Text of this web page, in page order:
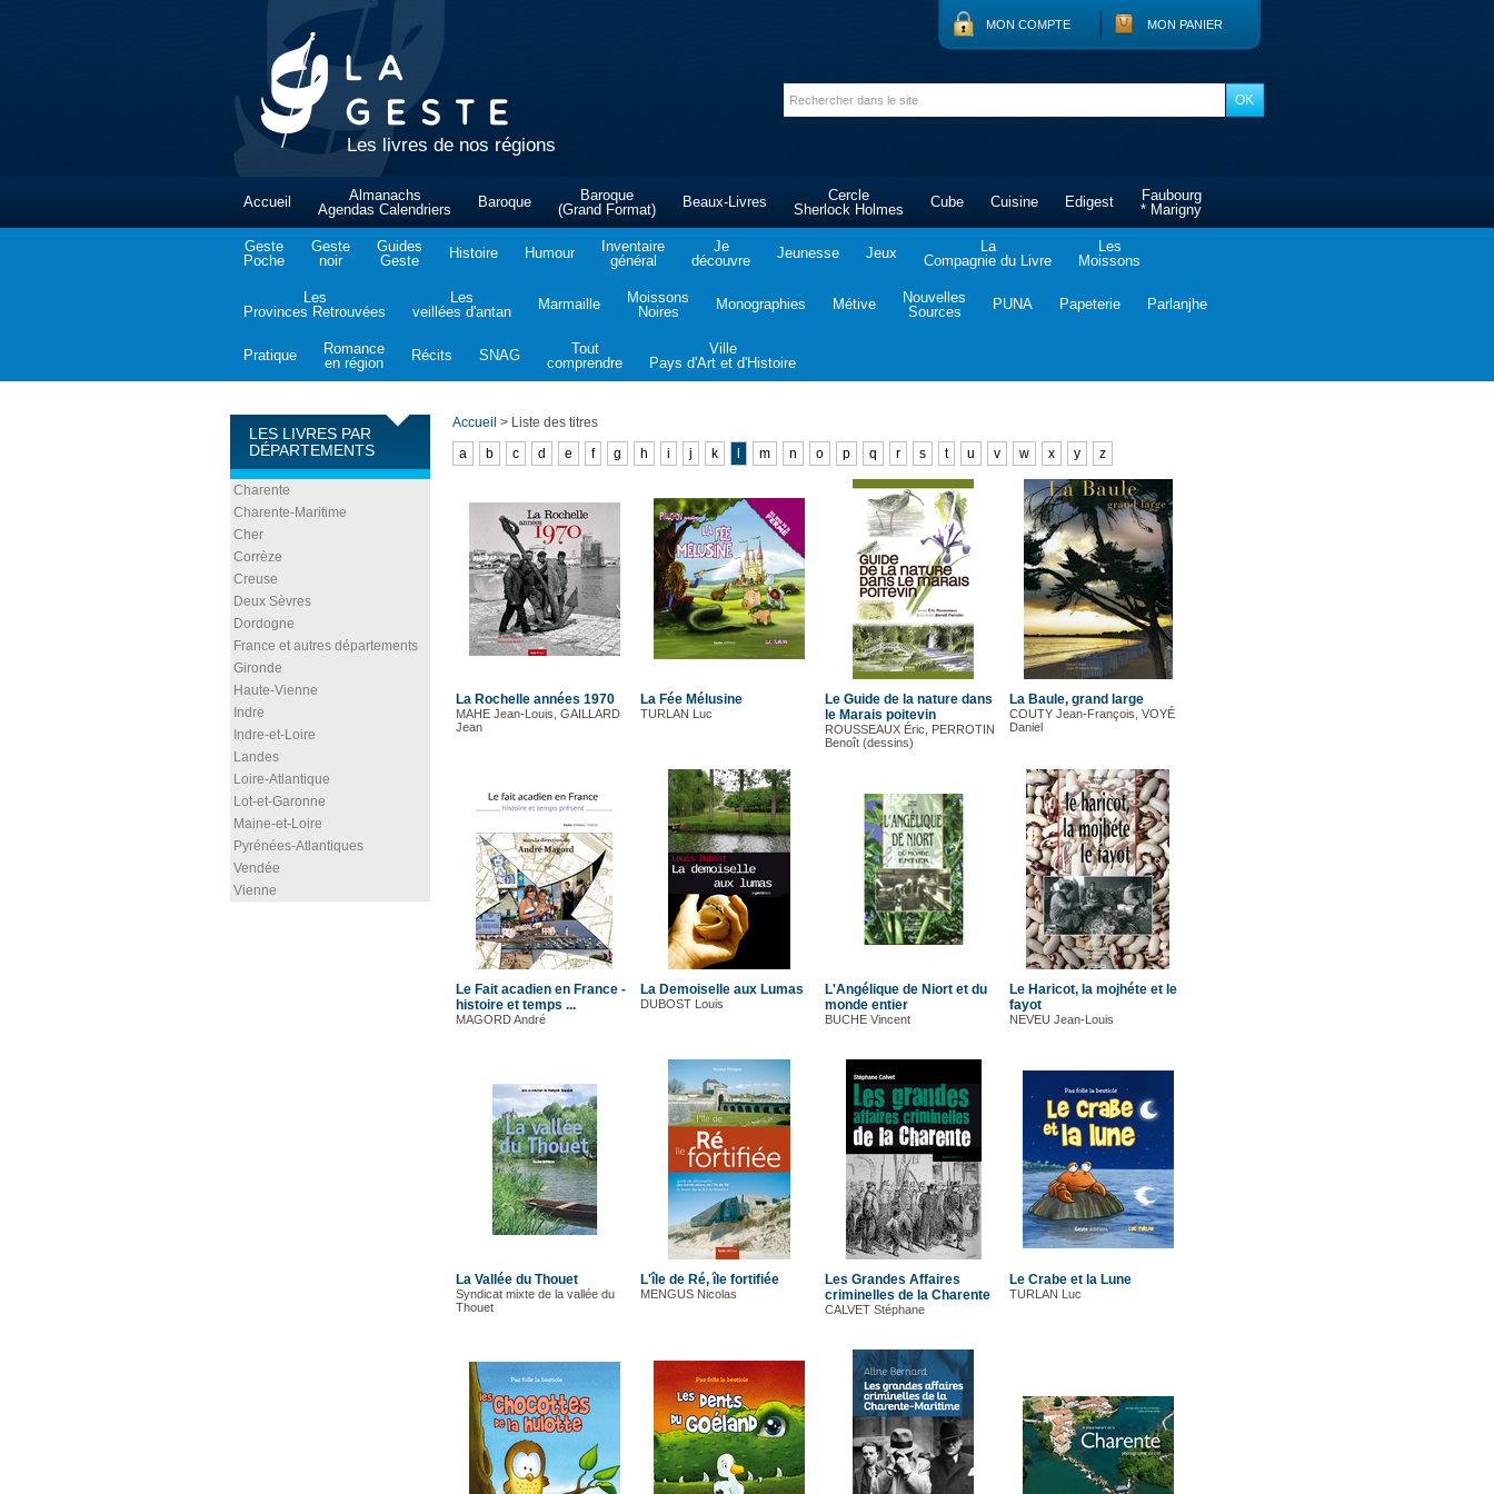
Les livres de nos régions
MON COMPTE MON PANIER
Accueil
Almanachs
Agendas Calendriers
Baroque
Baroque
(Grand Format)
Beaux-Livres
Cercle
Sherlock Holmes
Cube Cuisine Edigest
Faubourg
* Marigny
Geste
Poche
Geste
noir
Guides
Geste
Histoire Humour
Inventaire
général
Je
découvre
Jeunesse Jeux
La
Compagnie du Livre
Les
Moissons
Les
Provinces Retrouvées
Les
veillées d'antan
Marmaille
Moissons
Noires
Monographies Métive
Nouvelles
Sources
PUNA Papeterie Parlanjhe
Pratique
Romance
en région
Récits SNAG
Tout
comprendre
Ville
Pays d'Art et d'Histoire
LES LIVRES PAR
DÉPARTEMENTS
Charente
Charente-Maritime
Cher
Corrèze
Creuse
Deux Sèvres
Dordogne
France et autres départements
Gironde
Haute-Vienne
Indre
Indre-et-Loire
Landes
Loire-Atlantique
Lot-et-Garonne
Maine-et-Loire
Pyrénées-Atlantiques
Vendée
Vienne
Accueil > Liste des titres
a
b c d e f g h i j k m n o p q r s t u v w x y z
La Rochelle années 1970
MAHE Jean-Louis, GAILLARD
Jean
La Fée Mélusine
TURLAN Luc
Le Guide de la nature dans
le Marais poitevin
ROUSSEAUX Éric, PERROTIN
Benoît (dessins)
La Baule, grand large
COUTY Jean-François, VOYÉ
Daniel
Le Fait acadien en France -
histoire et temps ...
MAGORD André
La Demoiselle aux Lumas
DUBOST Louis
L'Angélique de Niort et du
monde entier
BUCHE Vincent
Le Haricot, la mojhéte et le
fayot
NEVEU Jean-Louis
La Vallée du Thouet
Syndicat mixte de la vallée du
Thouet
L'île de Ré, île fortifiée
MENGUS Nicolas
Les Grandes Affaires
criminelles de la Charente
CALVET Stéphane
Le Crabe et la Lune
TURLAN Luc